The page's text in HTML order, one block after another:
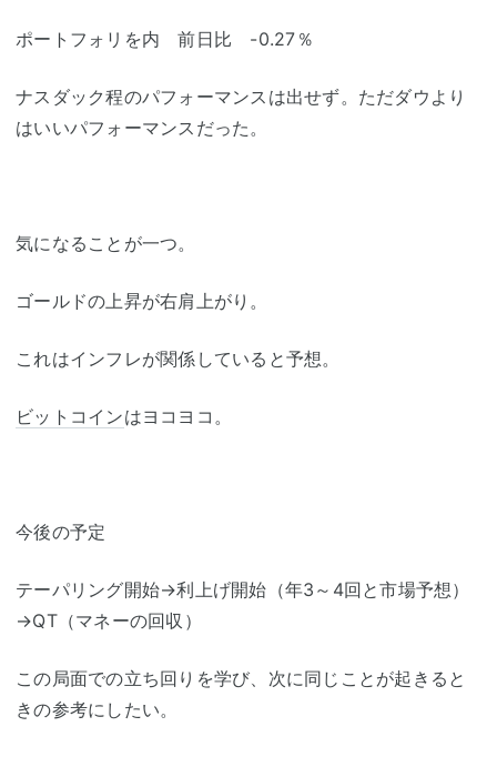
ポートフォリを内 前日比 -0.27％
ナスダック程のパフォーマンスは出せず。ただダウより
はいいパフォーマンスだった。
気になることが一つ。
ゴールドの上昇が右肩上がり。
これはインフレが関係していると予想。
ビットコインはヨコヨコ。
今後の予定
テーパリング開始→利上げ開始（年3～4回と市場予想）
→QT（マネーの回収）
この局面での立ち回りを学び、次に同じことが起きると
きの参考にしたい。